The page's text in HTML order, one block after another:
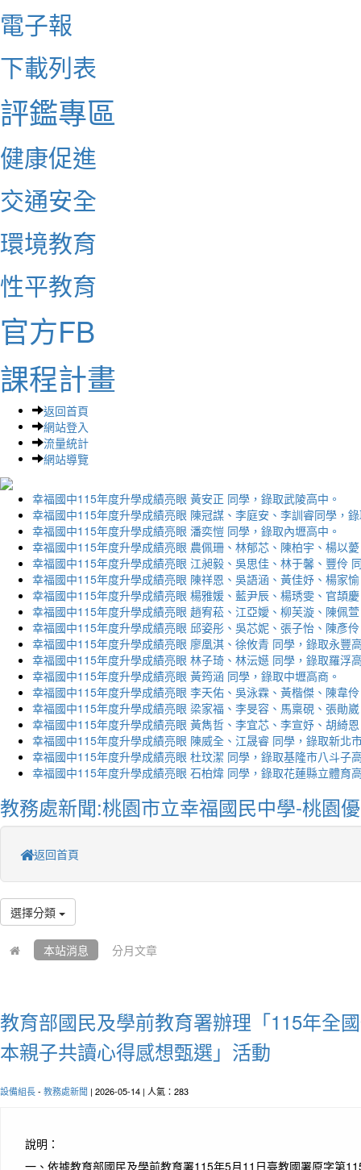
電子報
下載列表
評鑑專區
健康促進
交通安全
環境教育
性平教育
官方FB
課程計畫
返回首頁
網站登入
流量統計
網站導覽
幸福國中115年度升學成績亮眼 黃安正 同學，錄取武陵高中。
幸福國中115年度升學成績亮眼 陳冠謀、李庭安、李訓睿同學，
幸福國中115年度升學成績亮眼 潘奕愷 同學，錄取內壢高中。
幸福國中115年度升學成績亮眼 農佩珊、林郁芯、陳柏宇、楊以
幸福國中115年度升學成績亮眼 江昶毅、吳思佳、林于馨、豐伶
幸福國中115年度升學成績亮眼 陳祥恩、吳語涵、黃佳妤、楊家
幸福國中115年度升學成績亮眼 楊雅媛、藍尹辰、楊琇雯、官頡
幸福國中115年度升學成績亮眼 趙宥菘、江亞嬡、柳芙漩、陳佩
幸福國中115年度升學成績亮眼 邱姿彤、吳芯妮、張子怡、陳彥
幸福國中115年度升學成績亮眼 廖凰淇、徐攸青 同學，錄取永豐
幸福國中115年度升學成績亮眼 林子琦、林沄嬨 同學，錄取羅浮
幸福國中115年度升學成績亮眼 黃筠涵 同學，錄取中壢高商。
幸福國中115年度升學成績亮眼 李天佑、吳泳霖、黃楷傑、陳韋
幸福國中115年度升學成績亮眼 梁家福、李旻容、馬稟硯、張勛
幸福國中115年度升學成績亮眼 黃雋哲、李宜芯、李宣妤、胡綺
幸福國中115年度升學成績亮眼 陳威全、江晟睿 同學，錄取新北
幸福國中115年度升學成績亮眼 杜玟潔 同學，錄取基隆市八斗子
幸福國中115年度升學成績亮眼 石柏煒 同學，錄取花蓮縣立體育
教務處新聞:桃園市立幸福國民中學-桃園
返回首頁
選擇分類
本站消息 分月文章
教育部國民及學前教育署辦理「115年全
本親子共讀心得感想甄選」活動
設備組長- 教務處新聞 | 2026-05-14 | 人氣：283
說明：
一、 依據教育部國民及學前教育署115年5月11日臺教國署原字第